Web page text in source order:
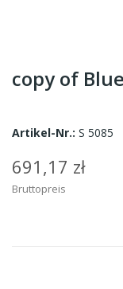
copy of
Artikel-Nr.: S 5085
691,17 zł
Bruttopreis